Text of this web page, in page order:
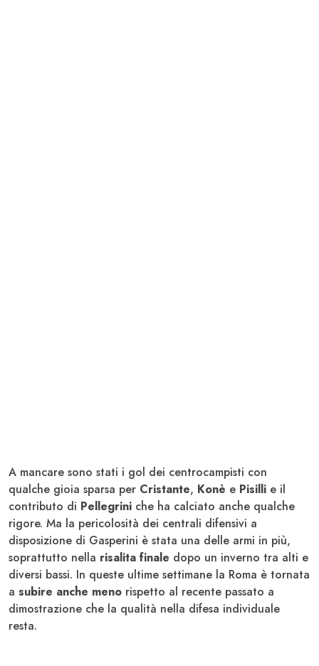
A mancare sono stati i gol dei centrocampisti con
qualche gioia sparsa per Cristante, Konè e Pisilli e il
contributo di Pellegrini che ha calciato anche qualche
rigore. Ma la pericolosità dei centrali difensivi a
disposizione di Gasperini è stata una delle armi in più,
soprattutto nella risalita finale dopo un inverno tra alti e
diversi bassi. In queste ultime settimane la Roma è tornata
a subire anche meno rispetto al recente passato a
dimostrazione che la qualità nella difesa individuale
resta.